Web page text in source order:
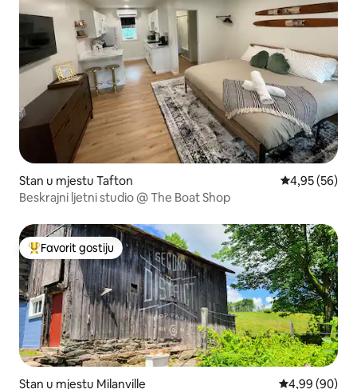
Stan u mjestu Tafton Prosječna
4,95 (56)
Beskrajni ljetni studio @ The Boat Shop
Glavni favorit gostiju
Favorit gostiju
Stan u mjestu Milanville Prosječna
4,99 (90)